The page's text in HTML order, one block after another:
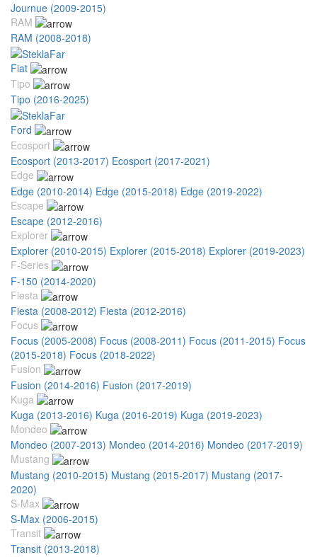
Journue (2009-2015)
RAM
RAM (2008-2018)
Fiat
Tipo
Tipo (2016-2025)
Ford
Ecosport
Ecosport (2013-2017) Ecosport (2017-2021)
Edge
Edge (2010-2014) Edge (2015-2018) Edge (2019-2022)
Escape
Escape (2012-2016)
Explorer
Explorer (2010-2015) Explorer (2015-2018) Explorer (2019-2023)
F-Series
F-150 (2014-2020)
Fiesta
Fiesta (2008-2012) Fiesta (2012-2016)
Focus
Focus (2005-2008) Focus (2008-2011) Focus (2011-2015) Focus
(2015-2018) Focus (2018-2022)
Fusion
Fusion (2014-2016) Fusion (2017-2019)
Kuga
Kuga (2013-2016) Kuga (2016-2019) Kuga (2019-2023)
Mondeo
Mondeo (2007-2013) Mondeo (2014-2016) Mondeo (2017-2019)
Mustang
Mustang (2010-2015) Mustang (2015-2017) Mustang (2017-
2020)
S-Max
S-Max (2006-2015)
Transit
Transit (2013-2018)